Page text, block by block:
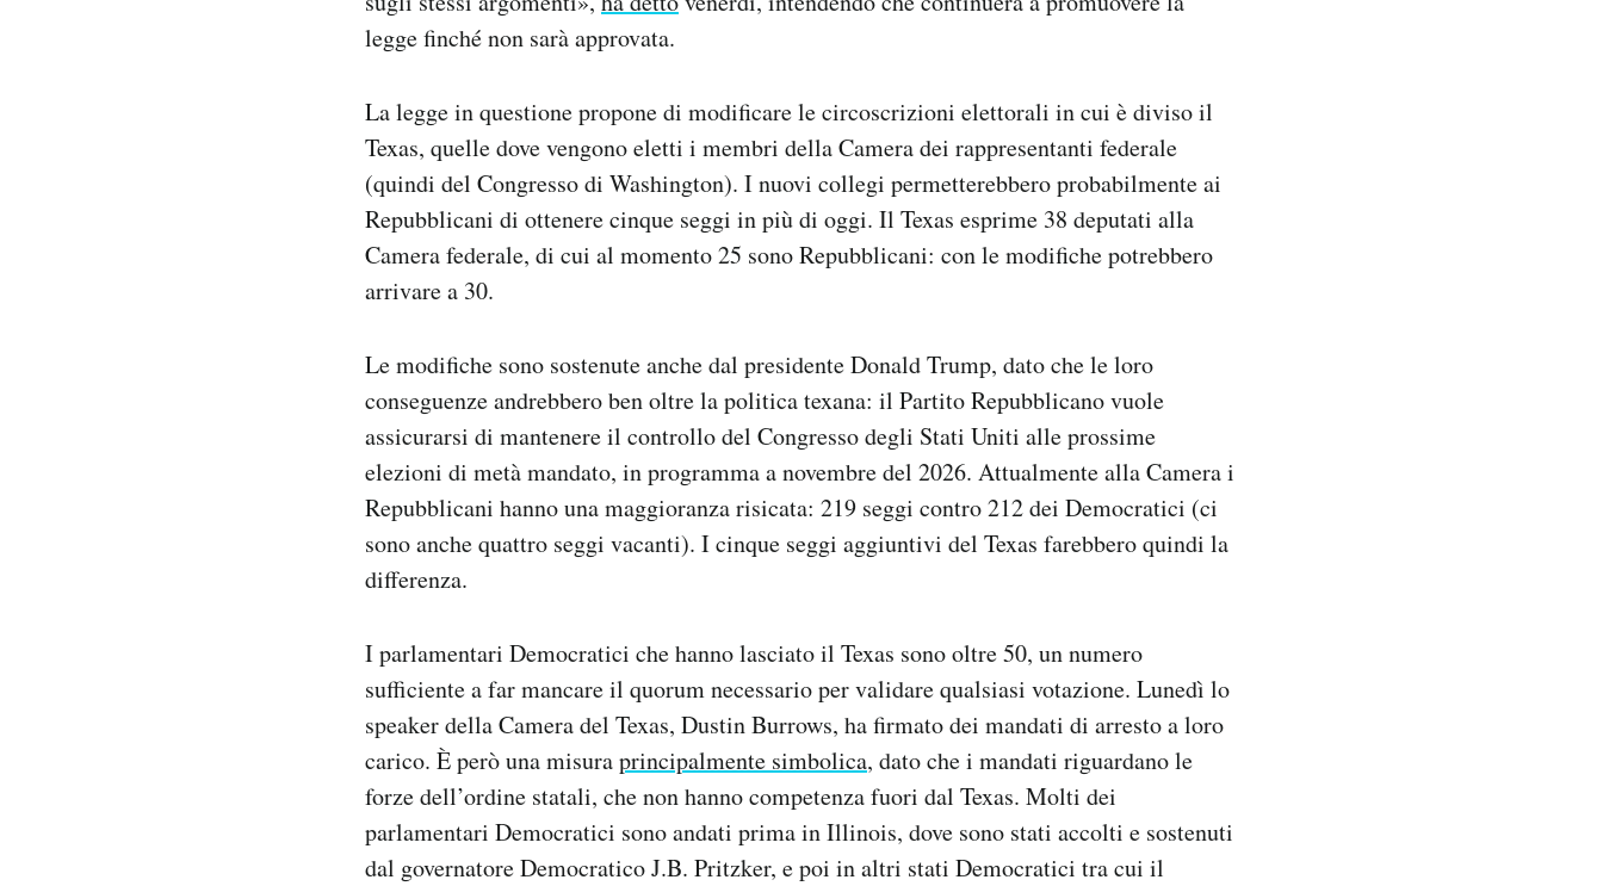
legge finché non sarà approvata.
La legge in questione propone di modificare le circoscrizioni elettorali in cui è diviso il
Texas, quelle dove vengono eletti i membri della Camera dei rappresentanti federale
(quindi del Congresso di Washington). I nuovi collegi permetterebbero probabilmente ai
Repubblicani di ottenere cinque seggi in più di oggi. Il Texas esprime 38 deputati alla
Camera federale, di cui al momento 25 sono Repubblicani: con le modifiche potrebbero
arrivare a 30.
Le modifiche sono sostenute anche dal presidente Donald Trump, dato che le loro
conseguenze andrebbero ben oltre la politica texana: il Partito Repubblicano vuole
assicurarsi di mantenere il controllo del Congresso degli Stati Uniti alle prossime
elezioni di metà mandato, in programma a novembre del 2026. Attualmente alla Camera i
Repubblicani hanno una maggioranza risicata: 219 seggi contro 212 dei Democratici (ci
sono anche quattro seggi vacanti). I cinque seggi aggiuntivi del Texas farebbero quindi la
differenza.
I parlamentari Democratici che hanno lasciato il Texas sono oltre 50, un numero
sufficiente a far mancare il quorum necessario per validare qualsiasi votazione. Lunedì lo
speaker della Camera del Texas, Dustin Burrows, ha firmato dei mandati di arresto a loro
carico. È però una misuraprincipalmente simbolica, dato che i mandati riguardano le
forze dell’ordine statali, che non hanno competenza fuori dal Texas. Molti dei
parlamentari Democratici sono andati prima in Illinois, dove sono stati accolti e sostenuti
dal governatore Democratico J.B. Pritzker, e poi in altri stati Democratici tra cui il